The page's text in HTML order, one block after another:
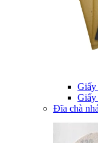
Giấy
Giấy
Đĩa chà